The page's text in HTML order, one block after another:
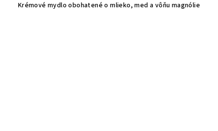
Krémové mydlo obohatené o mlieko, med a vôňu magnólie